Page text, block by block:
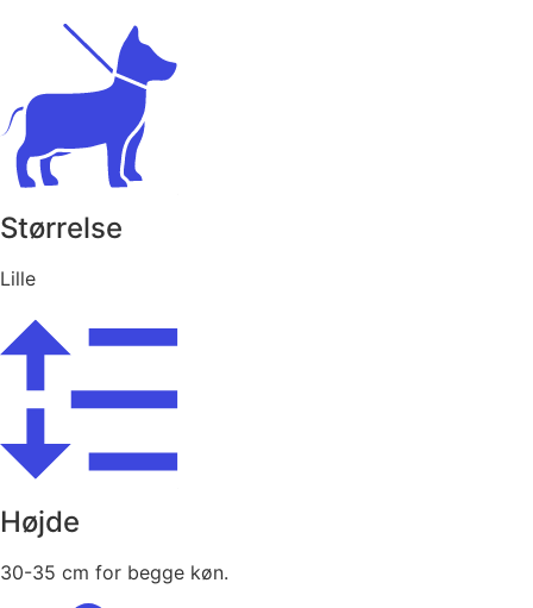
Størrelse
Lille
Højde
30-35 cm for begge køn.